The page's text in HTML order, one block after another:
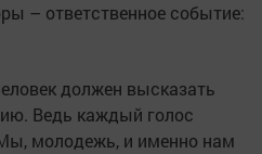
– ответственное событие:
должен высказать
Ведь каждый голос
молодежь, и именно нам